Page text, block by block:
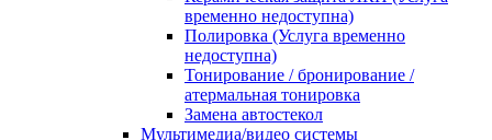
временно недоступна)
Полировка (Услуга временно
недоступна)
Тонирование / бронирование /
атермальная тонировка
Замена автостекол
Мультимедиа/видео системы